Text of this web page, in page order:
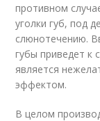
противном
уголки губ, под
слюнотечению.
губы приведет к
является
эффектом.
В целом